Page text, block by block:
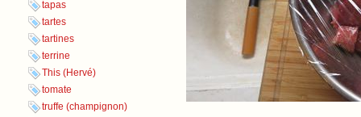
tapas
tartes
tartines
terrine
This (Hervé)
tomate
truffe (champignon)